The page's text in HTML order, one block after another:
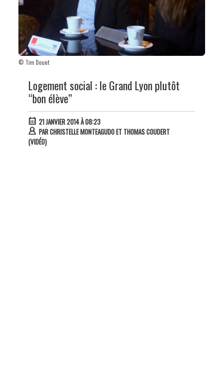
© Tim Douet
Logement social : le Grand Lyon plutôt
“bon élève”
21 JANVIER 2014 À 08:23
PARCHRISTELLE MONTEAGUDO ET THOMAS COUDERT
(VIDÉO)